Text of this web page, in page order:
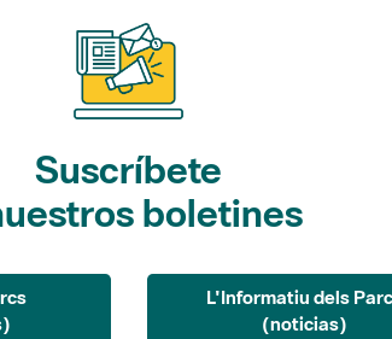
Suscríbete
boletines
L'Informatiu dels
(noticias)